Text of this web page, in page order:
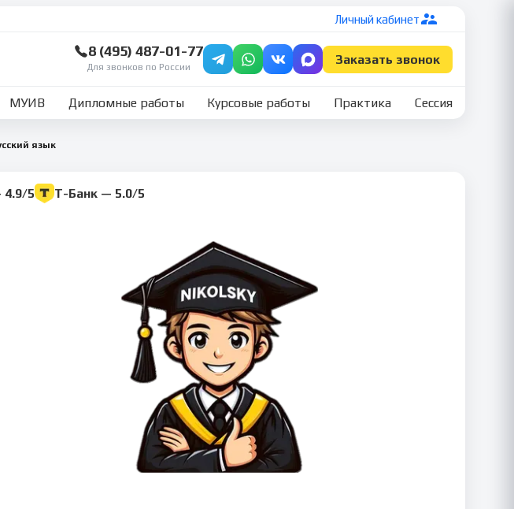
Личный кабинет
8 (495) 487-01-77
Для звонков по России
Заказать звонок
МУИВ Дипломные работы Курсовые работы Практика Сессия
язык
4.9/5 Т-Банк — 5.0/5